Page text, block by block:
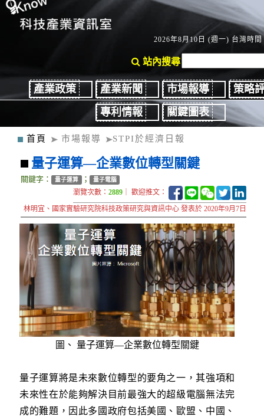
2026年8月10日 (週一) 台灣時間
站內搜尋
產業政策 產業新聞 市場報導
策略
專利情報
關鍵圖表
首頁 市場報導 STPI於經濟日報
量子運算—企業數位轉型關鍵
關鍵字： 量子運算 ； 量子電腦
瀏覽次數：2889 ｜ 歡迎推文：
林明宜、國家實驗研究院科技政策研究與資訊中心 發表於 2020年9月7日
圖、 量子運算—企業數位轉型關鍵
量子運算將是未來數位轉型的要角之一，其強項和
未來性在於能夠解決目前最強大的超級電腦無法完
成的難題，因此多國政府包括美國、歐盟、中國、